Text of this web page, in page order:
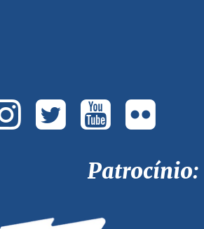
Patrocínio: